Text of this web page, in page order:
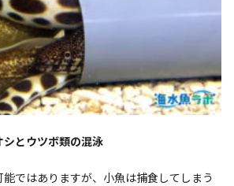
とウツボ類の混泳
ではありますが、小魚は捕食してしまう